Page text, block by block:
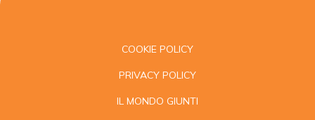
COOKIE POLICY
PRIVACY POLICY
IL MONDO GIUNTI